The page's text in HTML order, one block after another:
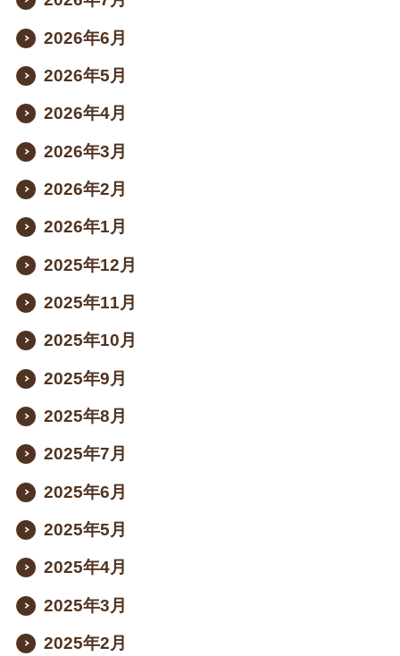
2026年6月
2026年5月
2026年4月
2026年3月
2026年2月
2026年1月
2025年12月
2025年11月
2025年10月
2025年9月
2025年8月
2025年7月
2025年6月
2025年5月
2025年4月
2025年3月
2025年2月